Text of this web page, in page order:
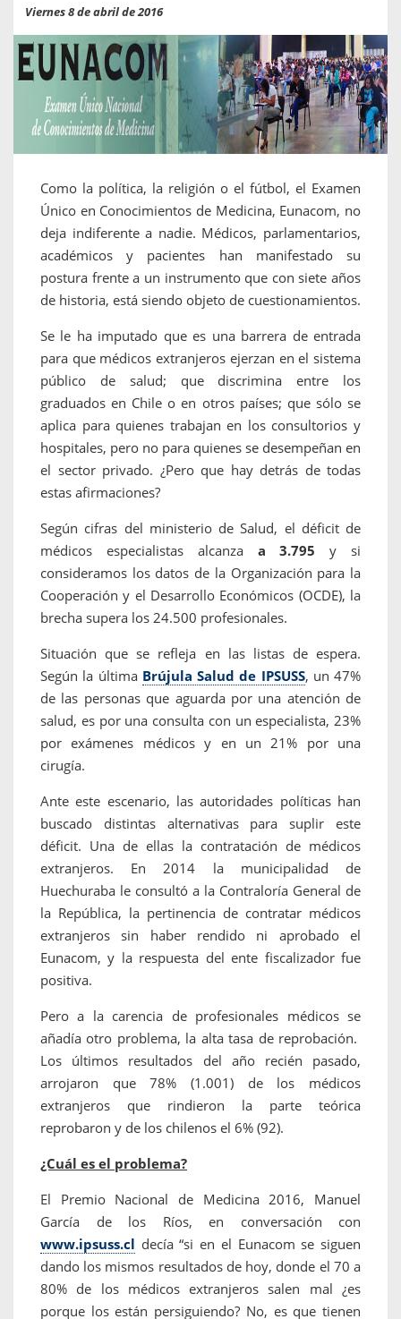
Viernes 8 de abril de 2016
Como la política, la religión o el fútbol, el Examen
Único en Conocimientos de Medicina, Eunacom, no
deja indiferente a nadie. Médicos, parlamentarios,
académicos y pacientes han manifestado su
postura frente a un instrumento que con siete años
de historia, está siendo objeto de cuestionamientos.
Se le ha imputado que es una barrera de entrada
para que médicos extranjeros ejerzan en el sistema
público de salud; que discrimina entre los
graduados en Chile o en otros países; que sólo se
aplica para quienes trabajan en los consultorios y
hospitales, pero no para quienes se desempeñan en
el sector privado. ¿Pero que hay detrás de todas
estas afirmaciones?
Según cifras del ministerio de Salud, el déficit de
médicos especialistas alcanza a 3.795y si
consideramos los datos de la Organización para la
Cooperación y el Desarrollo Económicos (OCDE), la
brecha supera los 24.500 profesionales.
Situación que se refleja en las listas de espera.
Según la última Brújula Salud de IPSUSS, un 47%
de las personas que aguarda por una atención de
salud, es por una consulta con un especialista, 23%
por exámenes médicos y en un 21% por una
cirugía.
Ante este escenario, las autoridades políticas han
buscado distintas alternativas para suplir este
déficit. Una de ellas la contratación de médicos
extranjeros. En 2014 la municipalidad de
Huechuraba le consultó a la Contraloría General de
la República, la pertinencia de contratar médicos
extranjeros sin haber rendido ni aprobado el
Eunacom, y la respuesta del ente fiscalizador fue
positiva.
Pero a la carencia de profesionales médicos se
añadía otro problema, la alta tasa de reprobación.
Los últimos resultados del año recién pasado,
arrojaron que 78% (1.001) de los médicos
extranjeros que rindieron la parte teórica
reprobaron y de los chilenos el 6% (92).
¿Cuál es el problema?
El Premio Nacional de Medicina 2016, Manuel
García de los Ríos, en conversación con
www.ipsuss.cl decía “si en el Eunacom se siguen
dando los mismos resultados de hoy, donde el 70 a
80% de los médicos extranjeros salen mal ¿es
porque los están persiguiendo? No, es que tienen